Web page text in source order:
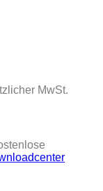
MwSt.